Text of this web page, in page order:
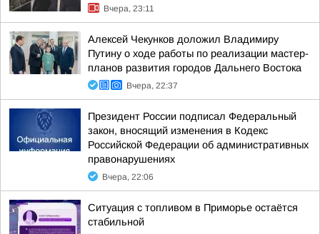
Вчера, 23:11
Алексей Чекунков доложил Владимиру
Путину о ходе работы по реализации мастер-
планов развития городов Дальнего Востока
Вчера, 22:37
Президент России подписал Федеральный
закон, вносящий изменения в Кодекс
Российской Федерации об административных
правонарушениях
Вчера, 22:06
Ситуация с топливом в Приморье остаётся
стабильной